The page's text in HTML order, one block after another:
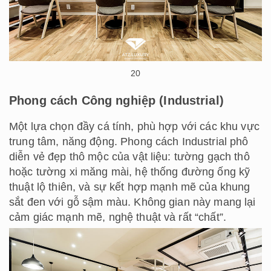
20
Phong cách Công nghiệp (Industrial)
Một lựa chọn đầy cá tính, phù hợp với các khu vực
trung tâm, năng động. Phong cách Industrial phô
diễn vẻ đẹp thô mộc của vật liệu: tường gạch thô
hoặc tường xi măng mài, hệ thống đường ống kỹ
thuật lộ thiên, và sự kết hợp mạnh mẽ của khung
sắt đen với gỗ sậm màu. Không gian này mang lại
cảm giác mạnh mẽ, nghệ thuật và rất “chất”.